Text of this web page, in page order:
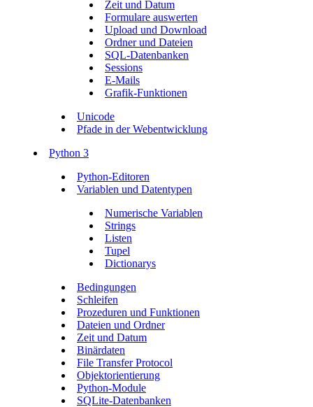
Zeit und Datum
Formulare auswerten
Upload und Download
Ordner und Dateien
SQL-Datenbanken
Sessions
E-Mails
Grafik-Funktionen
Unicode
Pfade in der Webentwicklung
Python 3
Python-Editoren
Variablen und Datentypen
Numerische Variablen
Strings
Listen
Tupel
Dictionarys
Bedingungen
Schleifen
Prozeduren und Funktionen
Dateien und Ordner
Zeit und Datum
Binärdaten
File Transfer Protocol
Objektorientierung
Python-Module
SQLite-Datenbanken